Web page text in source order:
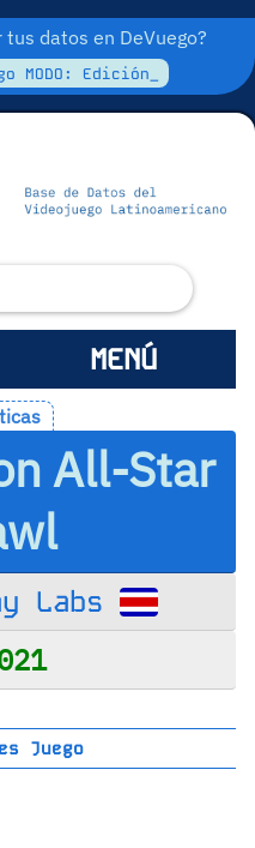
datos en DeVuego?
MODO: Edición_
MENÚ
All-Star
Labs
Juego